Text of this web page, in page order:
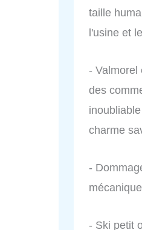
taille
l'usine et
- Valmorel
des
charme
-
- Ski petit